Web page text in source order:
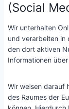
(Social
Wir unterhalten
und verarbeiten in
den dort aktiven
Informationen
Wir weisen darauf
des Raumes der